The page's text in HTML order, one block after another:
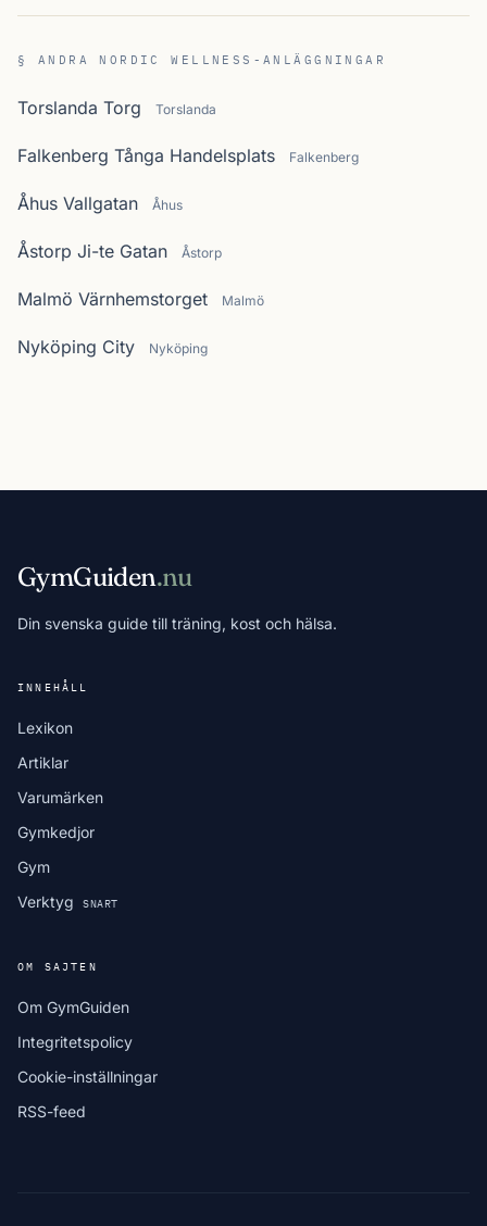
§ ANDRA NORDIC WELLNESS-ANLÄGGNINGAR
Torslanda Torg Torslanda
Falkenberg Tånga Handelsplats Falkenberg
Åhus Vallgatan Åhus
Åstorp Ji-te Gatan Åstorp
Malmö Värnhemstorget Malmö
Nyköping City Nyköping
GymGuiden.nu
Din svenska guide till träning, kost och hälsa.
INNEHÅLL
Lexikon
Artiklar
Varumärken
Gymkedjor
Gym
Verktyg
SNART
OM SAJTEN
Om GymGuiden
Integritetspolicy
Cookie-inställningar
RSS-feed